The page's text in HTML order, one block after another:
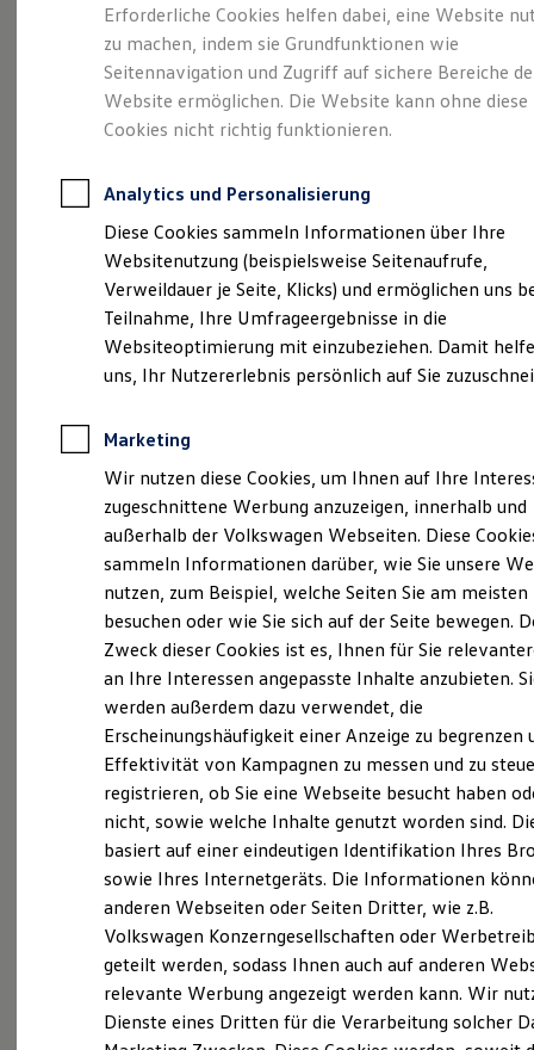
Leasing
Leasing-Angebote
Gebrauchtwagen Leasing
Junge Gebrauchtwagen-Leasing
Elektroauto Leasing
Kleinwagen-Leasing
Leasing ohne Anzahlung
Autokredit mit Schlussrate
Versicherungen und Garantien
Kfz-Versicherung
Restschuldversicherungen
Garantien
Wartungsverträge
Geschäftskunden
Professional Class bei Volkswagen
Großkunden
Behörden
Anpfiff zum Gewinn
Elektroautos
ID. Tutorials
Elektrofahrzeugkonzepte
Reichweite
Reichweite der ID. Modelle
Reichweite im Winter
Laden
Laden unterwegs
Laden Zuhause
Ladezeitensimulator
Batterie
Sicherheit
Garantie und Lebensdauer
Nachhaltigkeit
Technologie
Kosten und Kauf
Verbrauchskosten
Kaufoptionen
E-Auto-Förderung
Software und Konnektivität
Die ID. Software 6
ID. Software Versionen und Updates
Digitale Extras
Schnittstellen zu Ihrem ID.
So geht neu.
Entdecken Sie jetzt
den neuen ID.3 Neo!
Impressum & Rechtliches)
Probefahrt vereinbaren
Fahrzeugangebot anfordern
Servicetermin buchen
Erforderliche Cookies helfen dabei, eine Website
zu machen, indem sie Grundfunktionen wie
Seitennavigation und Zugriff auf sichere Bereiche
Website ermöglichen. Die Website kann ohne diese
Cookies nicht richtig funktionieren.
Analytics und Personalisierung
Diese Cookies sammeln Informationen über Ihre
Websitenutzung (beispielsweise Seitenaufrufe,
Verweildauer je Seite, Klicks) und ermöglichen uns
Teilnahme, Ihre Umfrageergebnisse in die
Websiteoptimierung mit einzubeziehen. Damit
uns, Ihr Nutzererlebnis persönlich auf Sie
Marketing
Wir nutzen diese Cookies, um Ihnen auf Ihre
zugeschnittene Werbung anzuzeigen, innerhalb und
außerhalb der Volkswagen Webseiten. Diese
sammeln Informationen darüber, wie Sie unsere
nutzen, zum Beispiel, welche Seiten Sie am meisten
besuchen oder wie Sie sich auf der Seite bewegen.
Zweck dieser Cookies ist es, Ihnen für Sie
an Ihre Interessen angepasste Inhalte anzubieten.
werden außerdem dazu verwendet, die
Erscheinungshäufigkeit einer Anzeige zu begrenzen
Effektivität von Kampagnen zu messen und zu
registrieren, ob Sie eine Webseite besucht haben
nicht, sowie welche Inhalte genutzt worden sind.
basiert auf einer eindeutigen Identifikation Ihres
sowie Ihres Internetgeräts. Die Informationen
anderen Webseiten oder Seiten Dritter, wie z.B.
Volkswagen Konzerngesellschaften oder
geteilt werden, sodass Ihnen auch auf anderen
relevante Werbung angezeigt werden kann. Wir
Dienste eines Dritten für die Verarbeitung solcher